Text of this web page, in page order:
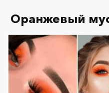
фиолетовый. Этот
оттенок оценят
любительницы
лице. Визажисты
данного цвета
гармонично будет
Оранжевый